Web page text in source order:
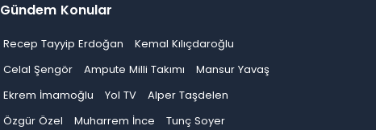
Gündem Konular
Recep Tayyip Erdoğan
Kemal Kılıçdaroğlu
Celal Şengör
Ampute Milli Takımı
Mansur Yavaş
Ekrem İmamoğlu
Yol TV
Alper Taşdelen
Özgür Özel
Muharrem İnce
Tunç Soyer